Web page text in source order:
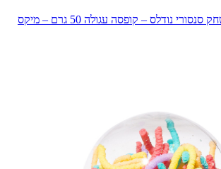
Noodlez – משחק סנסורי נודלס – קופסה עגולה 50 גרם – מיקס